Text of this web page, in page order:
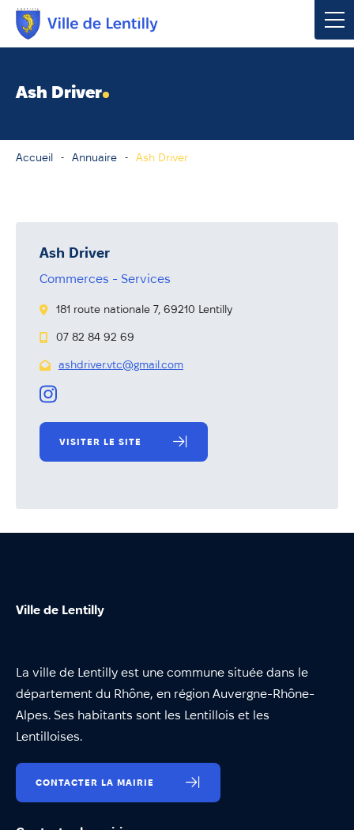
Ash Driver
Accueil Annuaire Ash Driver
Ash Driver
Commerces - Services
181 route nationale 7, 69210 Lentilly
07 82 84 92 69
ashdriver.vtc@gmail.com
VISITER LE SITE
Ville de Lentilly
La ville de Lentilly est une commune située dans le
département du Rhône, en région Auvergne-Rhône-
Alpes. Ses habitants sont les Lentillois et les
Lentilloises.
CONTACTER LA MAIRIE
Urbanisme & Environnement
Annuaire